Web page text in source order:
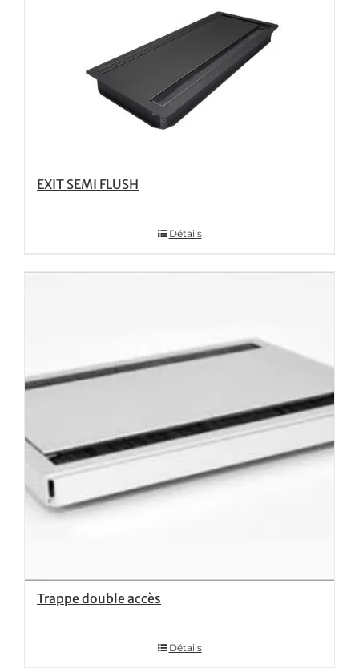
EXIT SEMI FLUSH
Détails
Trappe double accès
Détails